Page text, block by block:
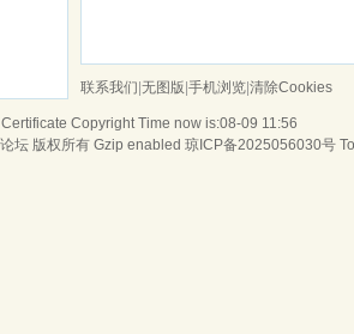
联系我们|无图版|手机浏览|清除Cookies
Certificate Copyright Time now is:08-09 11:56
坛 版权所有 Gzip enabled 琼ICP备2025056030号